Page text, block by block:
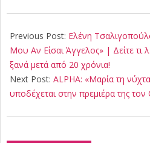
05-
25
Previous Post: Ελένη
Μου Αν Είσαι Άγγελος» | Δείτε τι
ξανά μετά από 20 χρόνια!
Next Post: ALPHA: «Μαρία τη
υποδέχεται στην πρεμιέρα της